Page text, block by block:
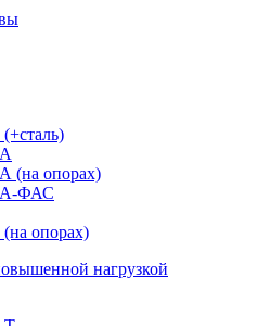
опорах)
ФАС
опорах)
нагрузкой